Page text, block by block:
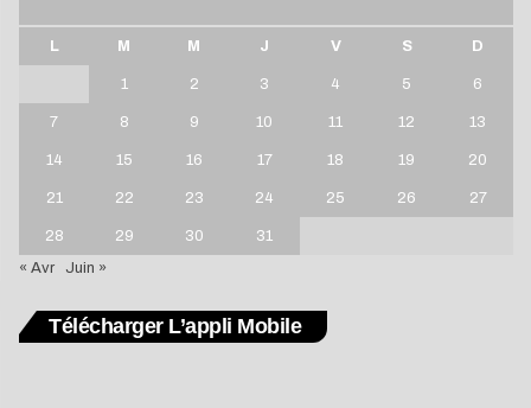
L M M J V S D
1 2 3 4 5 6
7 8 9 10 11 12 13
14 15 16 17 18 19 20
21 22 23 24 25 26 27
28 29 30
31
« Avr
Juin »
Télécharger L’appli Mobile